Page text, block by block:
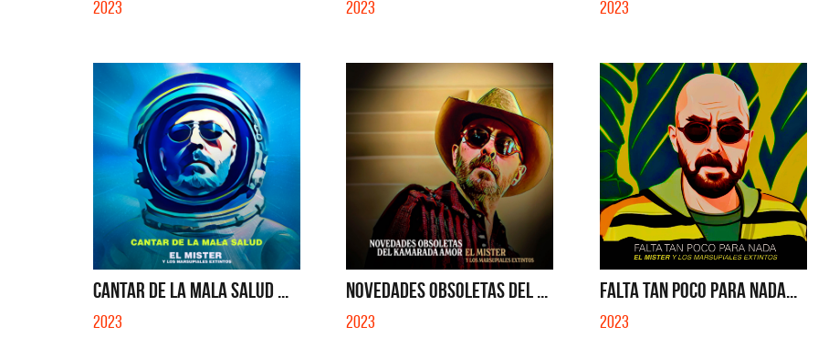
2023 2023 2023
CANTAR DE LA MALA SALUD ...
2023
NOVEDADES OBSOLETAS DEL ...
2023
FALTA TAN POCO PARA NADA...
2023